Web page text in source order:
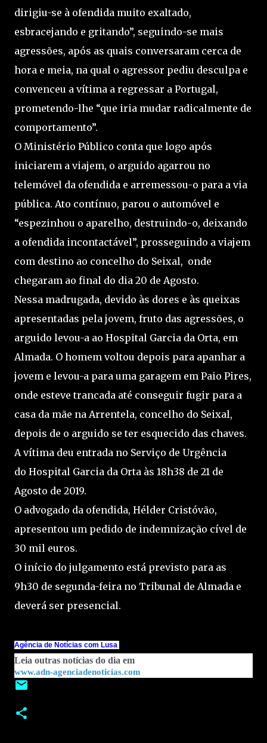
dirigiu-se à ofendida muito exaltado,
esbracejando e gritando”, seguindo-se mais
agressões, após as quais conversaram cerca de
hora e meia, na qual o agressor pediu desculpa e
convenceu a vítima a regressar a Portugal,
prometendo-lhe “que iria mudar radicalmente de
comportamento”.
O Ministério Público conta que logo após
iniciarem a viajem, o arguido agarrou no
telemóvel da ofendida e arremessou-o para a via
pública. Ato contínuo, parou o automóvel e
“espezinhou o aparelho, destruindo-o, deixando
a ofendida incontactável”, prosseguindo a viajem
com destino ao concelho do Seixal, onde
chegaram ao final do dia 20 de Agosto.
Nessa madrugada, devido às dores e às queixas
apresentadas pela jovem, fruto das agressões, o
arguido levou-a ao Hospital Garcia da Orta, em
Almada. O homem voltou depois para apanhar a
jovem e levou-a para uma garagem em Paio Pires,
onde esteve trancada até conseguir fugir para a
casa da mãe na Arrentela, concelho do Seixal,
depois de o arguido se ter esquecido das chaves.
A vítima deu entrada no Serviço de Urgência
do Hospital Garcia da Orta às 18h38 de 21 de
Agosto de 2019.
O advogado da ofendida, Hélder Cristóvão,
apresentou um pedido de indemnização cível de
30 mil euros.
O início do julgamento está previsto para as
9h30 de segunda-feira no Tribunal de Almada e
deverá ser presencial.
Agência de Notícias com Lusa
Leia outras notícias do dia em
www.adn-agenciadenoticias.com